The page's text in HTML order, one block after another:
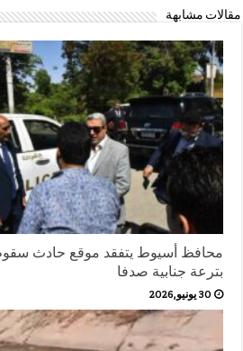
مقالات مشابهة
محافظ أسيوط يتفقد موقع حادث
بترعة جنابية صدفا
30 يونيو,2026